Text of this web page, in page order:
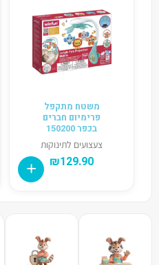
משטח מתקפל
פרימיום חברים
בכפר 150200
צעצועים לתינוקות
₪129.90